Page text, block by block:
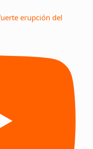
erupción del